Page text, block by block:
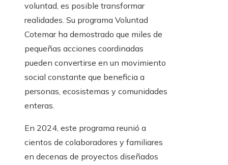
voluntad, es posible transformar
realidades. Su programa Voluntad
Cotemar ha demostrado que miles de
pequeñas acciones coordinadas
pueden convertirse en un movimiento
social constante que beneficia a
personas, ecosistemas y comunidades
enteras.
En 2024, este programa reunió a
cientos de colaboradores y familiares
en decenas de proyectos diseñados